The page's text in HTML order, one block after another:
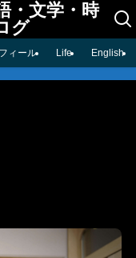
・文学・時
グ
ィール Life English